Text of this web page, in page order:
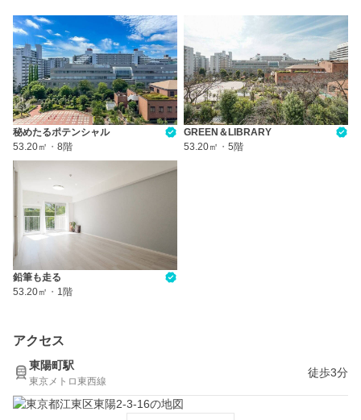
秘めたるポテンシャル
53.20㎡ ・ 8階
GREEN＆LIBRARY
53.20㎡ ・ 5階
鉛筆も走る
53.20㎡ ・ 1階
アクセス
東陽町駅
東京メトロ東西線
徒歩3分